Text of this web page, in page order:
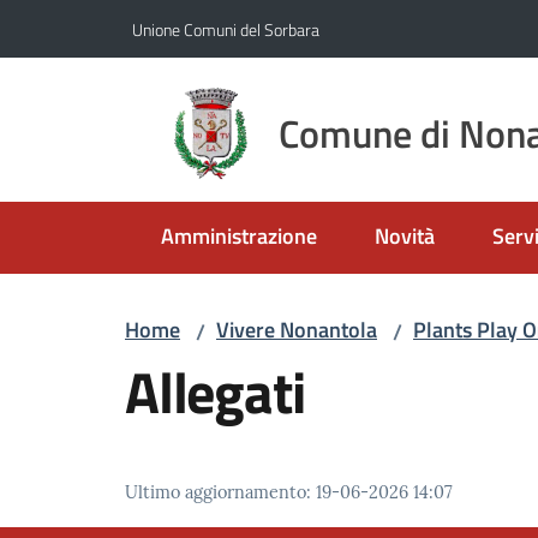
Unione Comuni del Sorbara
Comune di
Amministrazione Novità
Home / Vivere Nonantola / Plants Play
Allegati
Ultimo aggiornamento: 19-06-2026 14:07